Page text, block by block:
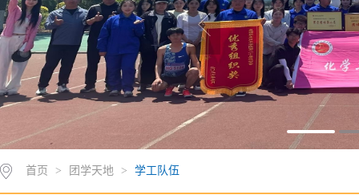
首页 > 团学天地 > 学工队伍